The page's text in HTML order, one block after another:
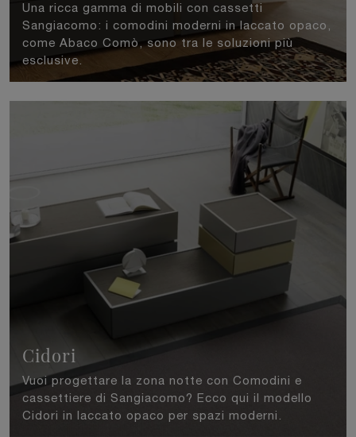
Una ricca gamma di mobili con cassetti
Sangiacomo: i comodini moderni in laccato opaco,
come Abaco Comò, sono tra le soluzioni più
esclusive.
Cidori
Vuoi progettare la zona notte con Comodini e
cassettiere di Sangiacomo? Ecco qui il modello
Cidori in laccato opaco per spazi moderni.